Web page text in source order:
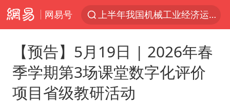
网易号
汪峰阻止14岁女儿买大牌
四川宜宾市高县发生4.9级地震
【预告】5月19日 | 2026年春
季学期第3场课堂数字化评价
项目省级教研活动